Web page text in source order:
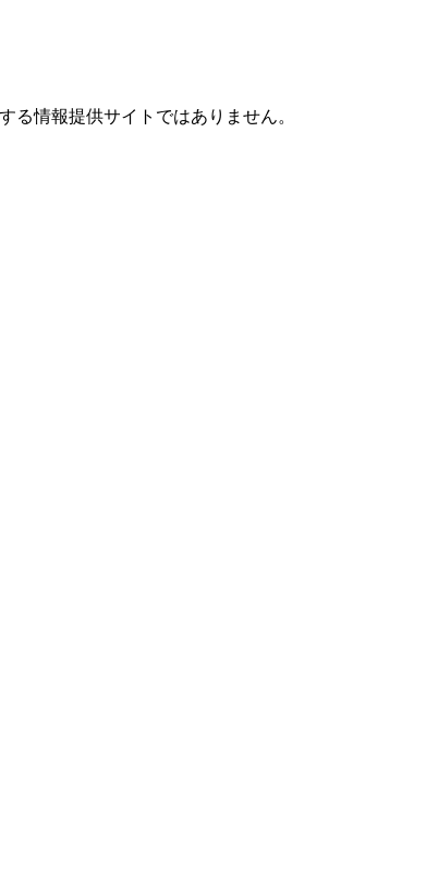
情報提供サイトではありません。